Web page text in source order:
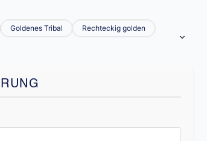
Goldenes Tribal
Rechteckig golden